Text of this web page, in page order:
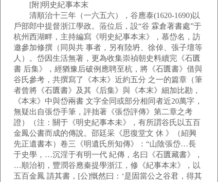
[附]明史紀事本末
清順治十三年（一六五六），谷應泰(1620-1690)以
戶部郎中提督浙江學政。蒞位后，設“谷 霖倉著書處”于
杭州西湖畔，主持編寫《明史紀事本末》，慕岱名，訪
邀參加修撰（同與共 事者，另有陸坍、徐倬、張子壇等
人）。岱因生活無著，更為收集崇禎朝史料續完《石匱
書 后集》，經猶豫后破例應聘至杭，將《石匱書》借與
谷氏參考，共撰寫了《本末》近約五分 之一的篇章（筆
者曾將《石匱書》及其《后集》與《本末》細加比勘，
《本末》中與岱兩書 文字全同或部分相同者近20萬字，
無疑出自張岱手筆，評拙著《張岱評傳》第二章之考
證）（注：關于《明史紀事本未》，有所謂谷氏以五百
金鳳公書而成的傳說。邵廷采《思復堂文 休 》（紹興
先正遺書本）卷三《明遺氏所知傳》：“山陰張岱…長
于史學，…沉淫于有明一代 紀傳，名曰《石匱藏書》，
…順治初，豐潤谷應秦提學浙江，修《紀事本末》，以
五百金鳳 請其書，[公]慨然曰：‘是固當公之谷君，得其